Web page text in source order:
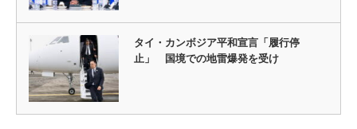
タイ・カンボジア平和宣言「履行停
止」 国境での地雷爆発を受け